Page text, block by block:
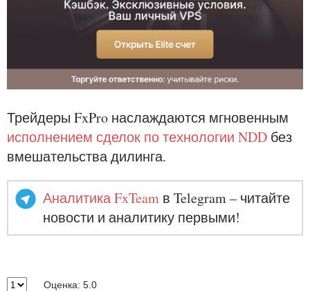
Трейдеры FxPro наслаждаются мгновенным
исполнением сделок по технологии NDD без
вмешательства дилинга.
Аналитика FxTeam в Telegram – читайте
новости и аналитику первыми!
Оценка: 5.0